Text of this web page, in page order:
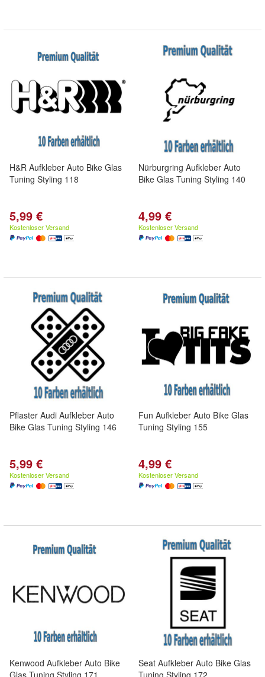
H&R Aufkleber Auto Bike Glas
Tuning Styling 118
5,99 €
Kostenloser Versand
Nürburgring Aufkleber Auto
Bike Glas Tuning Styling 140
4,99 €
Kostenloser Versand
Pflaster Audi Aufkleber Auto
Bike Glas Tuning Styling 146
5,99 €
Kostenloser Versand
Fun Aufkleber Auto Bike Glas
Tuning Styling 155
4,99 €
Kostenloser Versand
Kenwood Aufkleber Auto Bike
Glas Tuning Styling 171
Seat Aufkleber Auto Bike Glas
Tuning Styling 172